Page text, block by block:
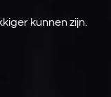
kunnen zijn.